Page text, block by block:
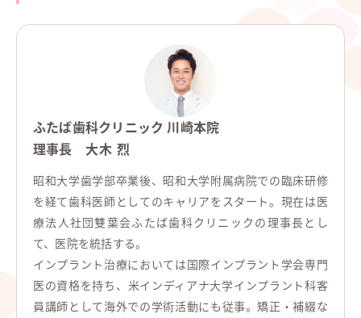
ふたば歯科クリニック 川崎本院
理事長 大木 烈
昭和大学歯学部卒業後、昭和大学附属病院での臨床研修
を経て歯科医師としてのキャリアをスタート。現在は医
療法人社団雙葉会ふたば歯科クリニックの理事長とし
て、医院を統括する。
インプラント治療においては国際インプラント学会専門
医の資格を持ち、米インディアナ大学インプラント科客
員講師として海外での学術活動にも従事。矯正・補綴な